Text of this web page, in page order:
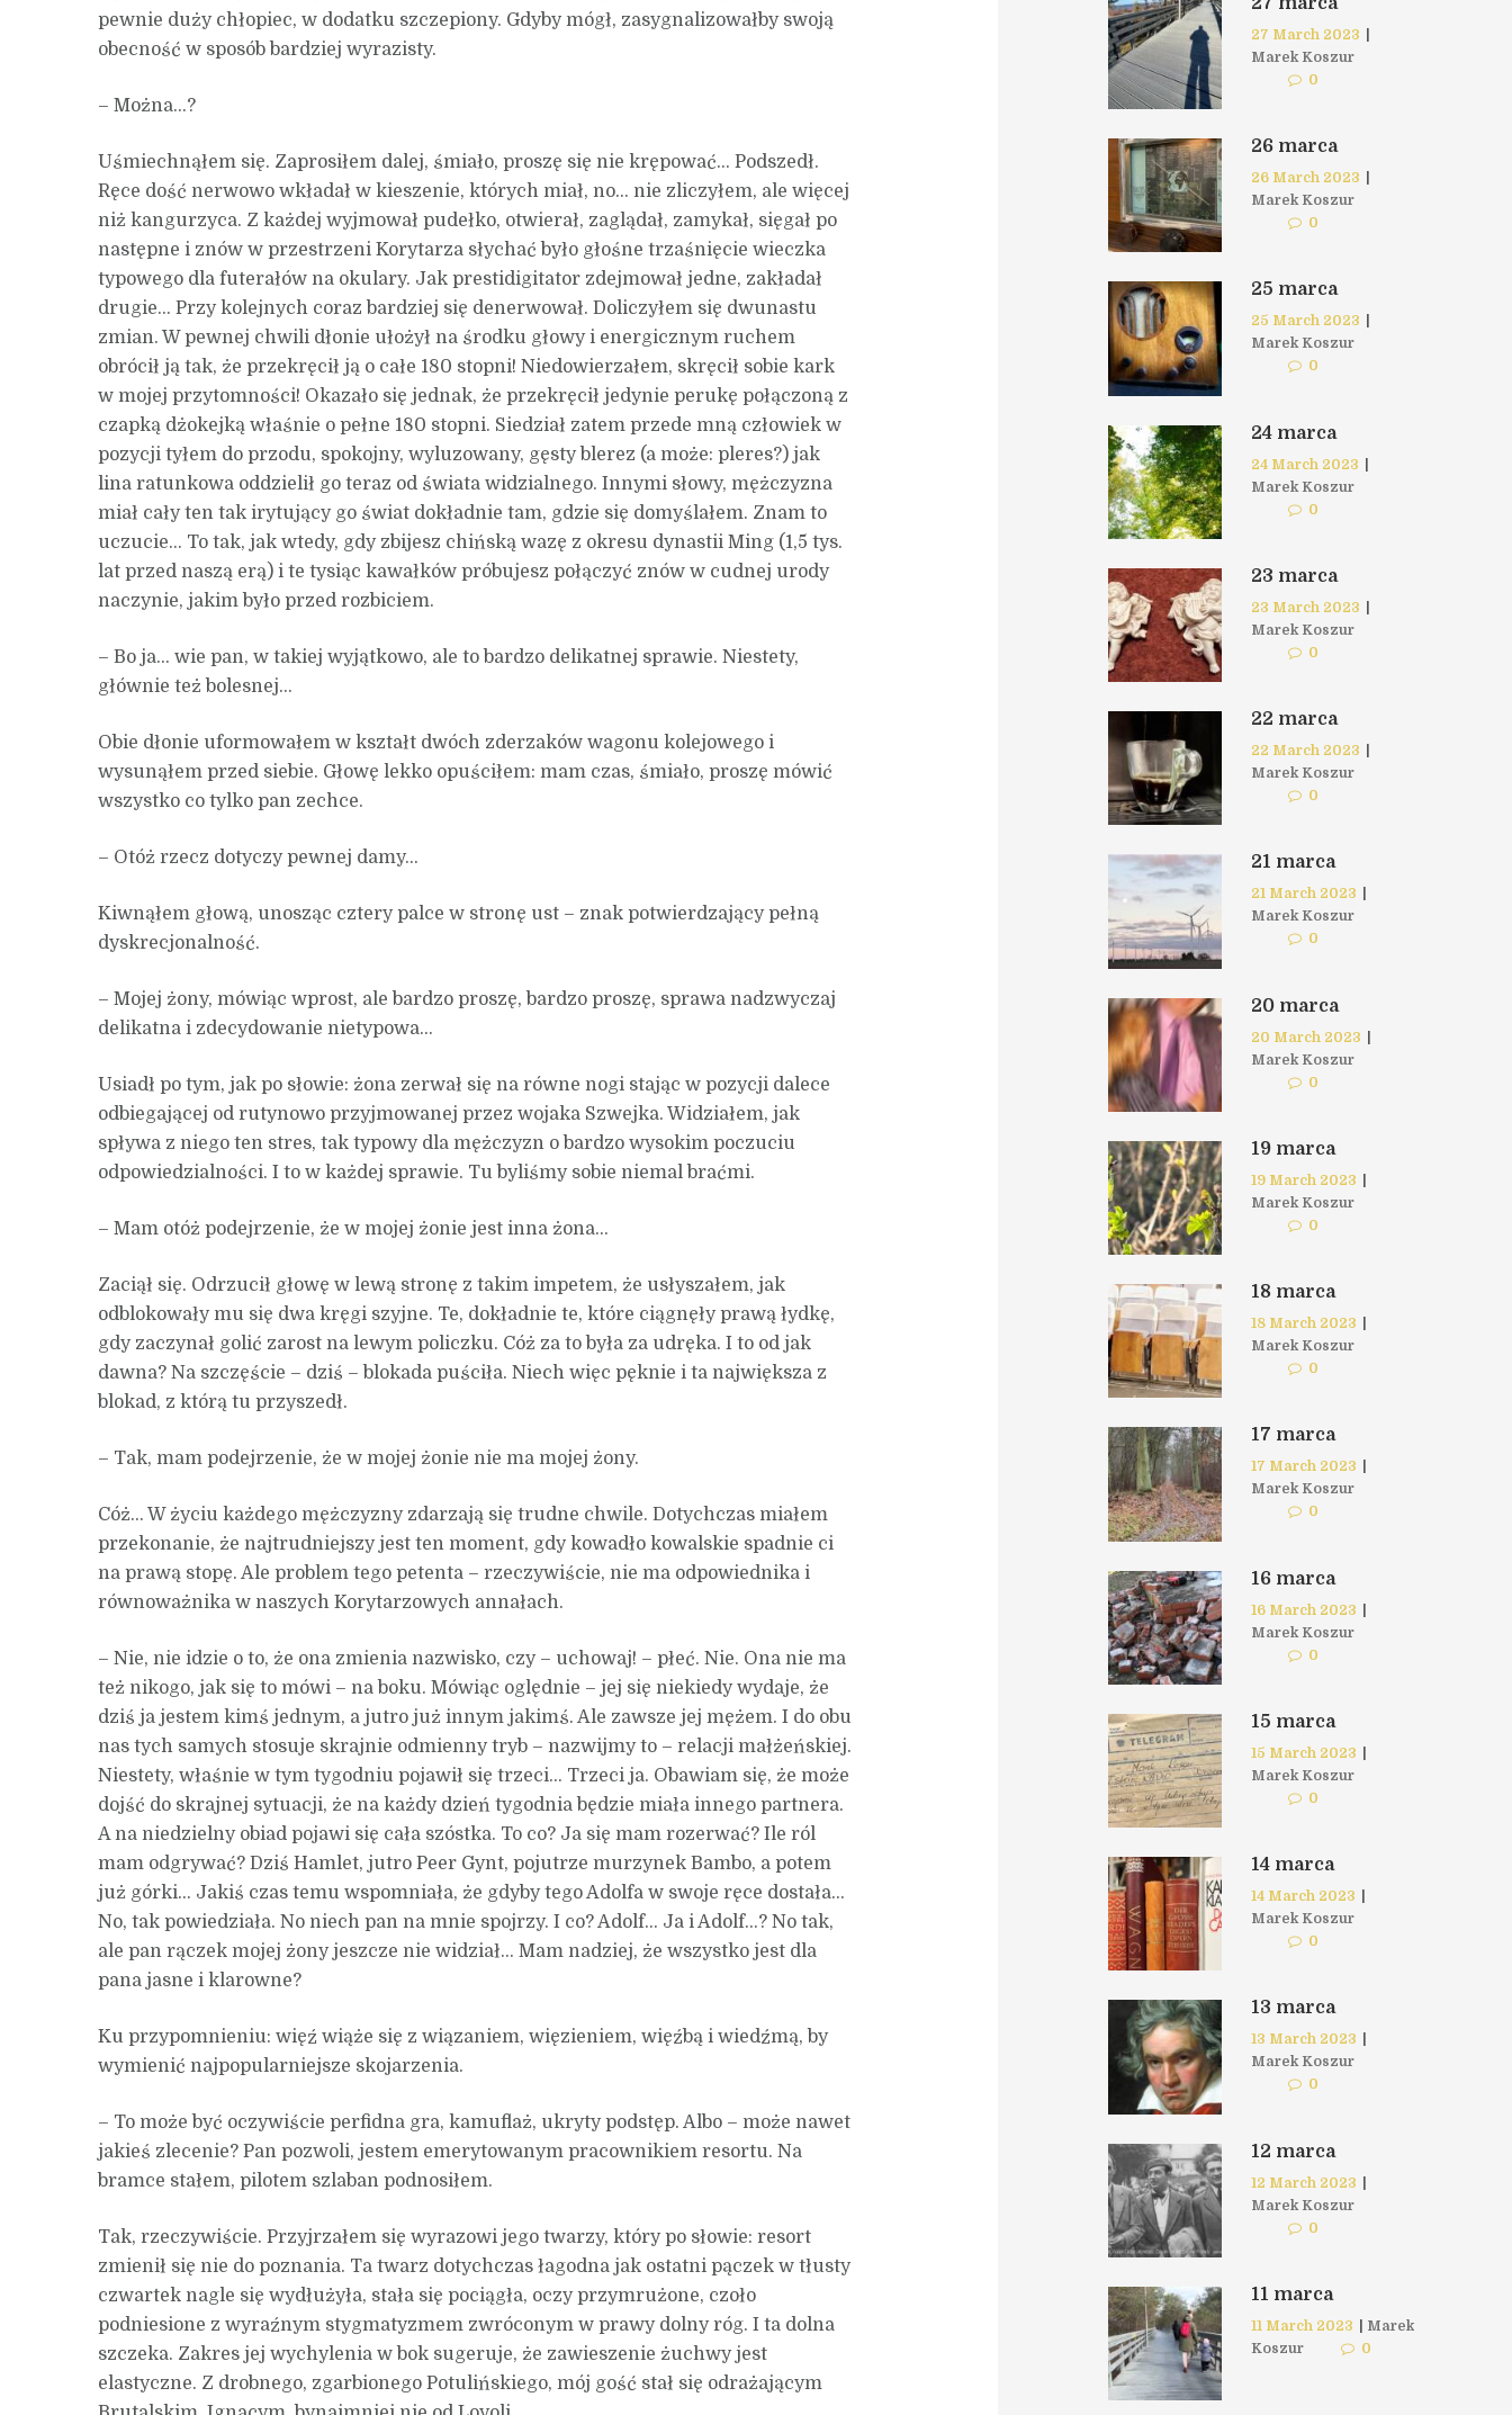
pewnie duży chłopiec, w dodatku szczepiony. Gdyby mógł, zasygnalizowałby swoją
obecność w sposób bardziej wyrazisty.
– Można…?
Uśmiechnąłem się. Zaprosiłem dalej, śmiało, proszę się nie krępować… Podszedł.
Ręce dość nerwowo wkładał w kieszenie, których miał, no… nie zliczyłem, ale więcej
niż kangurzyca. Z każdej wyjmował pudełko, otwierał, zaglądał, zamykał, sięgał po
następne i znów w przestrzeni Korytarza słychać było głośne trzaśnięcie wieczka
typowego dla futerałów na okulary. Jak prestidigitator zdejmował jedne, zakładał
drugie… Przy kolejnych coraz bardziej się denerwował. Doliczyłem się dwunastu
zmian. W pewnej chwili dłonie ułożył na środku głowy i energicznym ruchem
obrócił ją tak, że przekręcił ją o całe 180 stopni! Niedowierzałem, skręcił sobie kark
w mojej przytomności! Okazało się jednak, że przekręcił jedynie perukę połączoną z
czapką dżokejką właśnie o pełne 180 stopni. Siedział zatem przede mną człowiek w
pozycji tyłem do przodu, spokojny, wyluzowany, gęsty blerez (a może: pleres?) jak
lina ratunkowa oddzielił go teraz od świata widzialnego. Innymi słowy, mężczyzna
miał cały ten tak irytujący go świat dokładnie tam, gdzie się domyślałem. Znam to
uczucie… To tak, jak wtedy, gdy zbijesz chińską wazę z okresu dynastii Ming (1,5 tys.
lat przed naszą erą) i te tysiąc kawałków próbujesz połączyć znów w cudnej urody
naczynie, jakim było przed rozbiciem.
– Bo ja… wie pan, w takiej wyjątkowo, ale to bardzo delikatnej sprawie. Niestety,
głównie też bolesnej…
Obie dłonie uformowałem w kształt dwóch zderzaków wagonu kolejowego i
wysunąłem przed siebie. Głowę lekko opuściłem: mam czas, śmiało, proszę mówić
wszystko co tylko pan zechce.
– Otóż rzecz dotyczy pewnej damy…
Kiwnąłem głową, unosząc cztery palce w stronę ust – znak potwierdzający pełną
dyskrecjonalność.
– Mojej żony, mówiąc wprost, ale bardzo proszę, bardzo proszę, sprawa nadzwyczaj
delikatna i zdecydowanie nietypowa…
Usiadł po tym, jak po słowie: żona zerwał się na równe nogi stając w pozycji dalece
odbiegającej od rutynowo przyjmowanej przez wojaka Szwejka. Widziałem, jak
spływa z niego ten stres, tak typowy dla mężczyzn o bardzo wysokim poczuciu
odpowiedzialności. I to w każdej sprawie. Tu byliśmy sobie niemal braćmi.
– Mam otóż podejrzenie, że w mojej żonie jest inna żona…
Zaciął się. Odrzucił głowę w lewą stronę z takim impetem, że usłyszałem, jak
odblokowały mu się dwa kręgi szyjne. Te, dokładnie te, które ciągnęły prawą łydkę,
gdy zaczynał golić zarost na lewym policzku. Cóż za to była za udręka. I to od jak
dawna? Na szczęście – dziś – blokada puściła. Niech więc pęknie i ta największa z
blokad, z którą tu przyszedł.
– Tak, mam podejrzenie, że w mojej żonie nie ma mojej żony.
Cóż… W życiu każdego mężczyzny zdarzają się trudne chwile. Dotychczas miałem
przekonanie, że najtrudniejszy jest ten moment, gdy kowadło kowalskie spadnie ci
na prawą stopę. Ale problem tego petenta – rzeczywiście, nie ma odpowiednika i
równoważnika w naszych Korytarzowych annałach.
– Nie, nie idzie o to, że ona zmienia nazwisko, czy – uchowaj! – płeć. Nie. Ona nie ma
też nikogo, jak się to mówi – na boku. Mówiąc oględnie – jej się niekiedy wydaje, że
dziś ja jestem kimś jednym, a jutro już innym jakimś. Ale zawsze jej mężem. I do obu
nas tych samych stosuje skrajnie odmienny tryb – nazwijmy to – relacji małżeńskiej.
Niestety, właśnie w tym tygodniu pojawił się trzeci… Trzeci ja. Obawiam się, że może
dojść do skrajnej sytuacji, że na każdy dzień tygodnia będzie miała innego partnera.
A na niedzielny obiad pojawi się cała szóstka. To co? Ja się mam rozerwać? Ile ról
mam odgrywać? Dziś Hamlet, jutro Peer Gynt, pojutrze murzynek Bambo, a potem
już górki… Jakiś czas temu wspomniała, że gdyby tego Adolfa w swoje ręce dostała…
No, tak powiedziała. No niech pan na mnie spojrzy. I co? Adolf… Ja i Adolf…? No tak,
ale pan rączek mojej żony jeszcze nie widział… Mam nadziej, że wszystko jest dla
pana jasne i klarowne?
Ku przypomnieniu: więź wiąże się z wiązaniem, więzieniem, więźbą i wiedźmą, by
wymienić najpopularniejsze skojarzenia.
– To może być oczywiście perfidna gra, kamuflaż, ukryty podstęp. Albo – może nawet
jakieś zlecenie? Pan pozwoli, jestem emerytowanym pracownikiem resortu. Na
bramce stałem, pilotem szlaban podnosiłem.
Tak, rzeczywiście. Przyjrzałem się wyrazowi jego twarzy, który po słowie: resort
zmienił się nie do poznania. Ta twarz dotychczas łagodna jak ostatni pączek w tłusty
czwartek nagle się wydłużyła, stała się pociągła, oczy przymrużone, czoło
podniesione z wyraźnym stygmatyzmem zwróconym w prawy dolny róg. I ta dolna
szczeka. Zakres jej wychylenia w bok sugeruje, że zawieszenie żuchwy jest
elastyczne. Z drobnego, zgarbionego Potulińskiego, mój gość stał się odrażającym
27 March 2023
Marek Koszur
0
26 marca
26 March 2023
Marek Koszur
0
25 marca
25 March 2023
Marek Koszur
0
24 marca
24 March 2023
Marek Koszur
0
23 marca
23 March 2023
Marek Koszur
0
22 marca
22 March 2023
Marek Koszur
0
21 marca
21 March 2023
Marek Koszur
0
20 marca
20 March 2023
Marek Koszur
0
19 marca
19 March 2023
Marek Koszur
0
18 marca
18 March 2023
Marek Koszur
0
17 marca
17 March 2023
Marek Koszur
0
16 marca
16 March 2023
Marek Koszur
0
15 marca
15 March 2023
Marek Koszur
0
14 marca
14 March 2023
Marek Koszur
0
13 marca
13 March 2023
Marek Koszur
0
12 marca
12 March 2023
Marek Koszur
0
11 marca
11 March 2023
Marek
Koszur
0